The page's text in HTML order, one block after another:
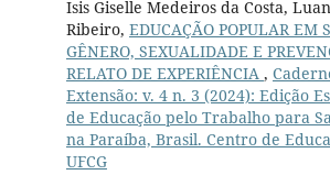
Isis Giselle Medeiros da Costa,
Ribeiro, EDUCAÇÃO POPULAR EM
GÊNERO, SEXUALIDADE E
RELATO DE EXPERIÊNCIA ,
Extensão: v. 4 n. 3 (2024): Edição
de Educação pelo Trabalho para
na Paraíba, Brasil. Centro de
UFCG